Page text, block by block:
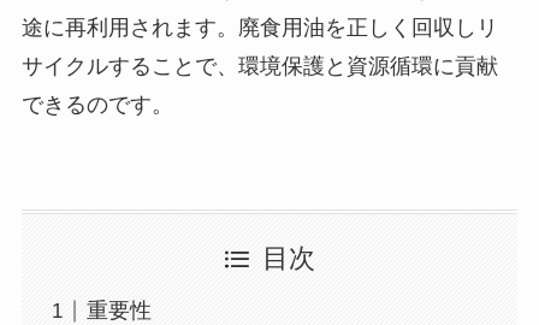
途に再利用されます。廃食用油を正しく回収しリ
サイクルすることで、環境保護と資源循環に貢献
できるのです。
目次
重要性